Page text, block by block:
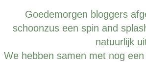
Goedemorgen bloggers
schoonzus een spin and
natuurlijk
We hebben samen met nog